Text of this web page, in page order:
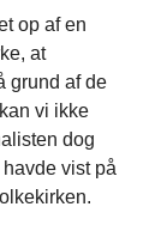
op af en
at
grund af de
vi ikke
dog
vist på